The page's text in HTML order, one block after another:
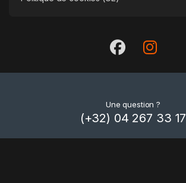
Une question ?
(+32) 04 267 33 17